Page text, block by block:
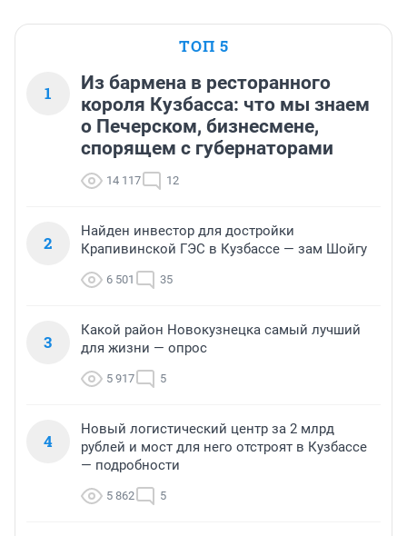
ТОП 5
1
Из бармена в ресторанного
короля Кузбасса: что мы знаем
о Печерском, бизнесмене,
спорящем с губернаторами
14 117 12
2
Найден инвестор для достройки
Крапивинской ГЭС в Кузбассе — зам Шойгу
6 501 35
3
Какой район Новокузнецка самый лучший
для жизни — опрос
5 917 5
4
Новый логистический центр за 2 млрд
рублей и мост для него отстроят в Кузбассе
— подробности
5 862 5